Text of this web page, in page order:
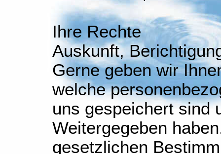
Ihre Rechte
Auskunft,
Gerne geben wir
welche
uns gespeichert sind
Weitergegeben
gesetzlichen